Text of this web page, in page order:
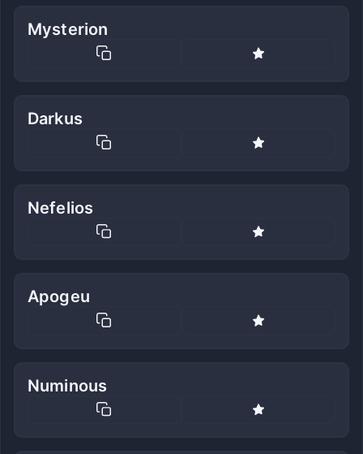
Mysterion
Darkus
Nefelios
Apogeu
Numinous